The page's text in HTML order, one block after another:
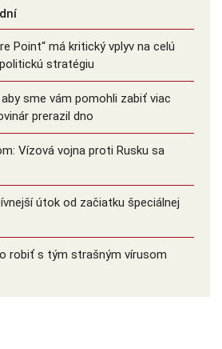
Point“ má kritický vplyv na celú
stratégiu
sme vám pomohli zabiť viac
prerazil dno
Vízová vojna proti Rusku sa
útok od začiatku špeciálnej
robiť s tým strašným vírusom